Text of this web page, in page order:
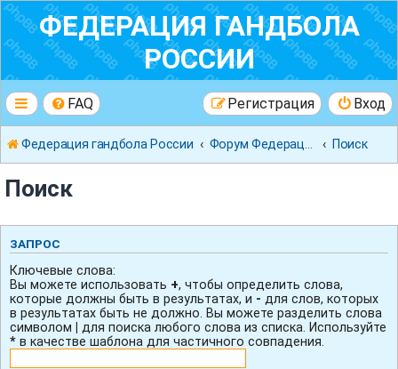
ФЕДЕРАЦИЯ ГАНДБОЛА
РОССИИ
FAQ Вход
Регистрация
Федерация гандбола России Поиск
Поиск
ЗАПРОС
Ключевые слова:
Вы можете использовать +, чтобы определить слова,
которые должны быть в результатах, и - для слов, которых
в результатах быть не должно. Вы можете разделить слова
символом
для поиска любого слова из списка. Используйте
* в качестве шаблона для частичного совпадения.